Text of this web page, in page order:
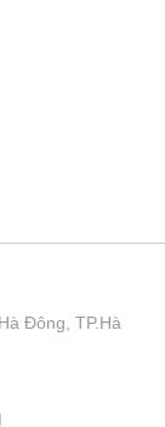
Đông, TP.Hà